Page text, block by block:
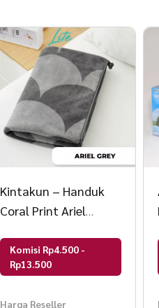
Kintakun – Handuk
Coral Print Ariel
Komisi Rp4.500 -
Rp13.500
Harga Reseller